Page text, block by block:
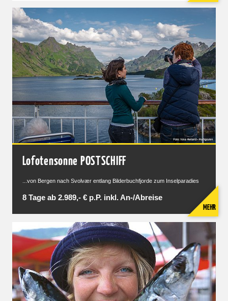
Lofotensonne POSTSCHIFF
...von Bergen nach Svolvær entlang Bilderbuchfjorde zum Inselparadies
8 Tage ab 2.989,- € p.P. inkl. An-/Abreise
MEHR